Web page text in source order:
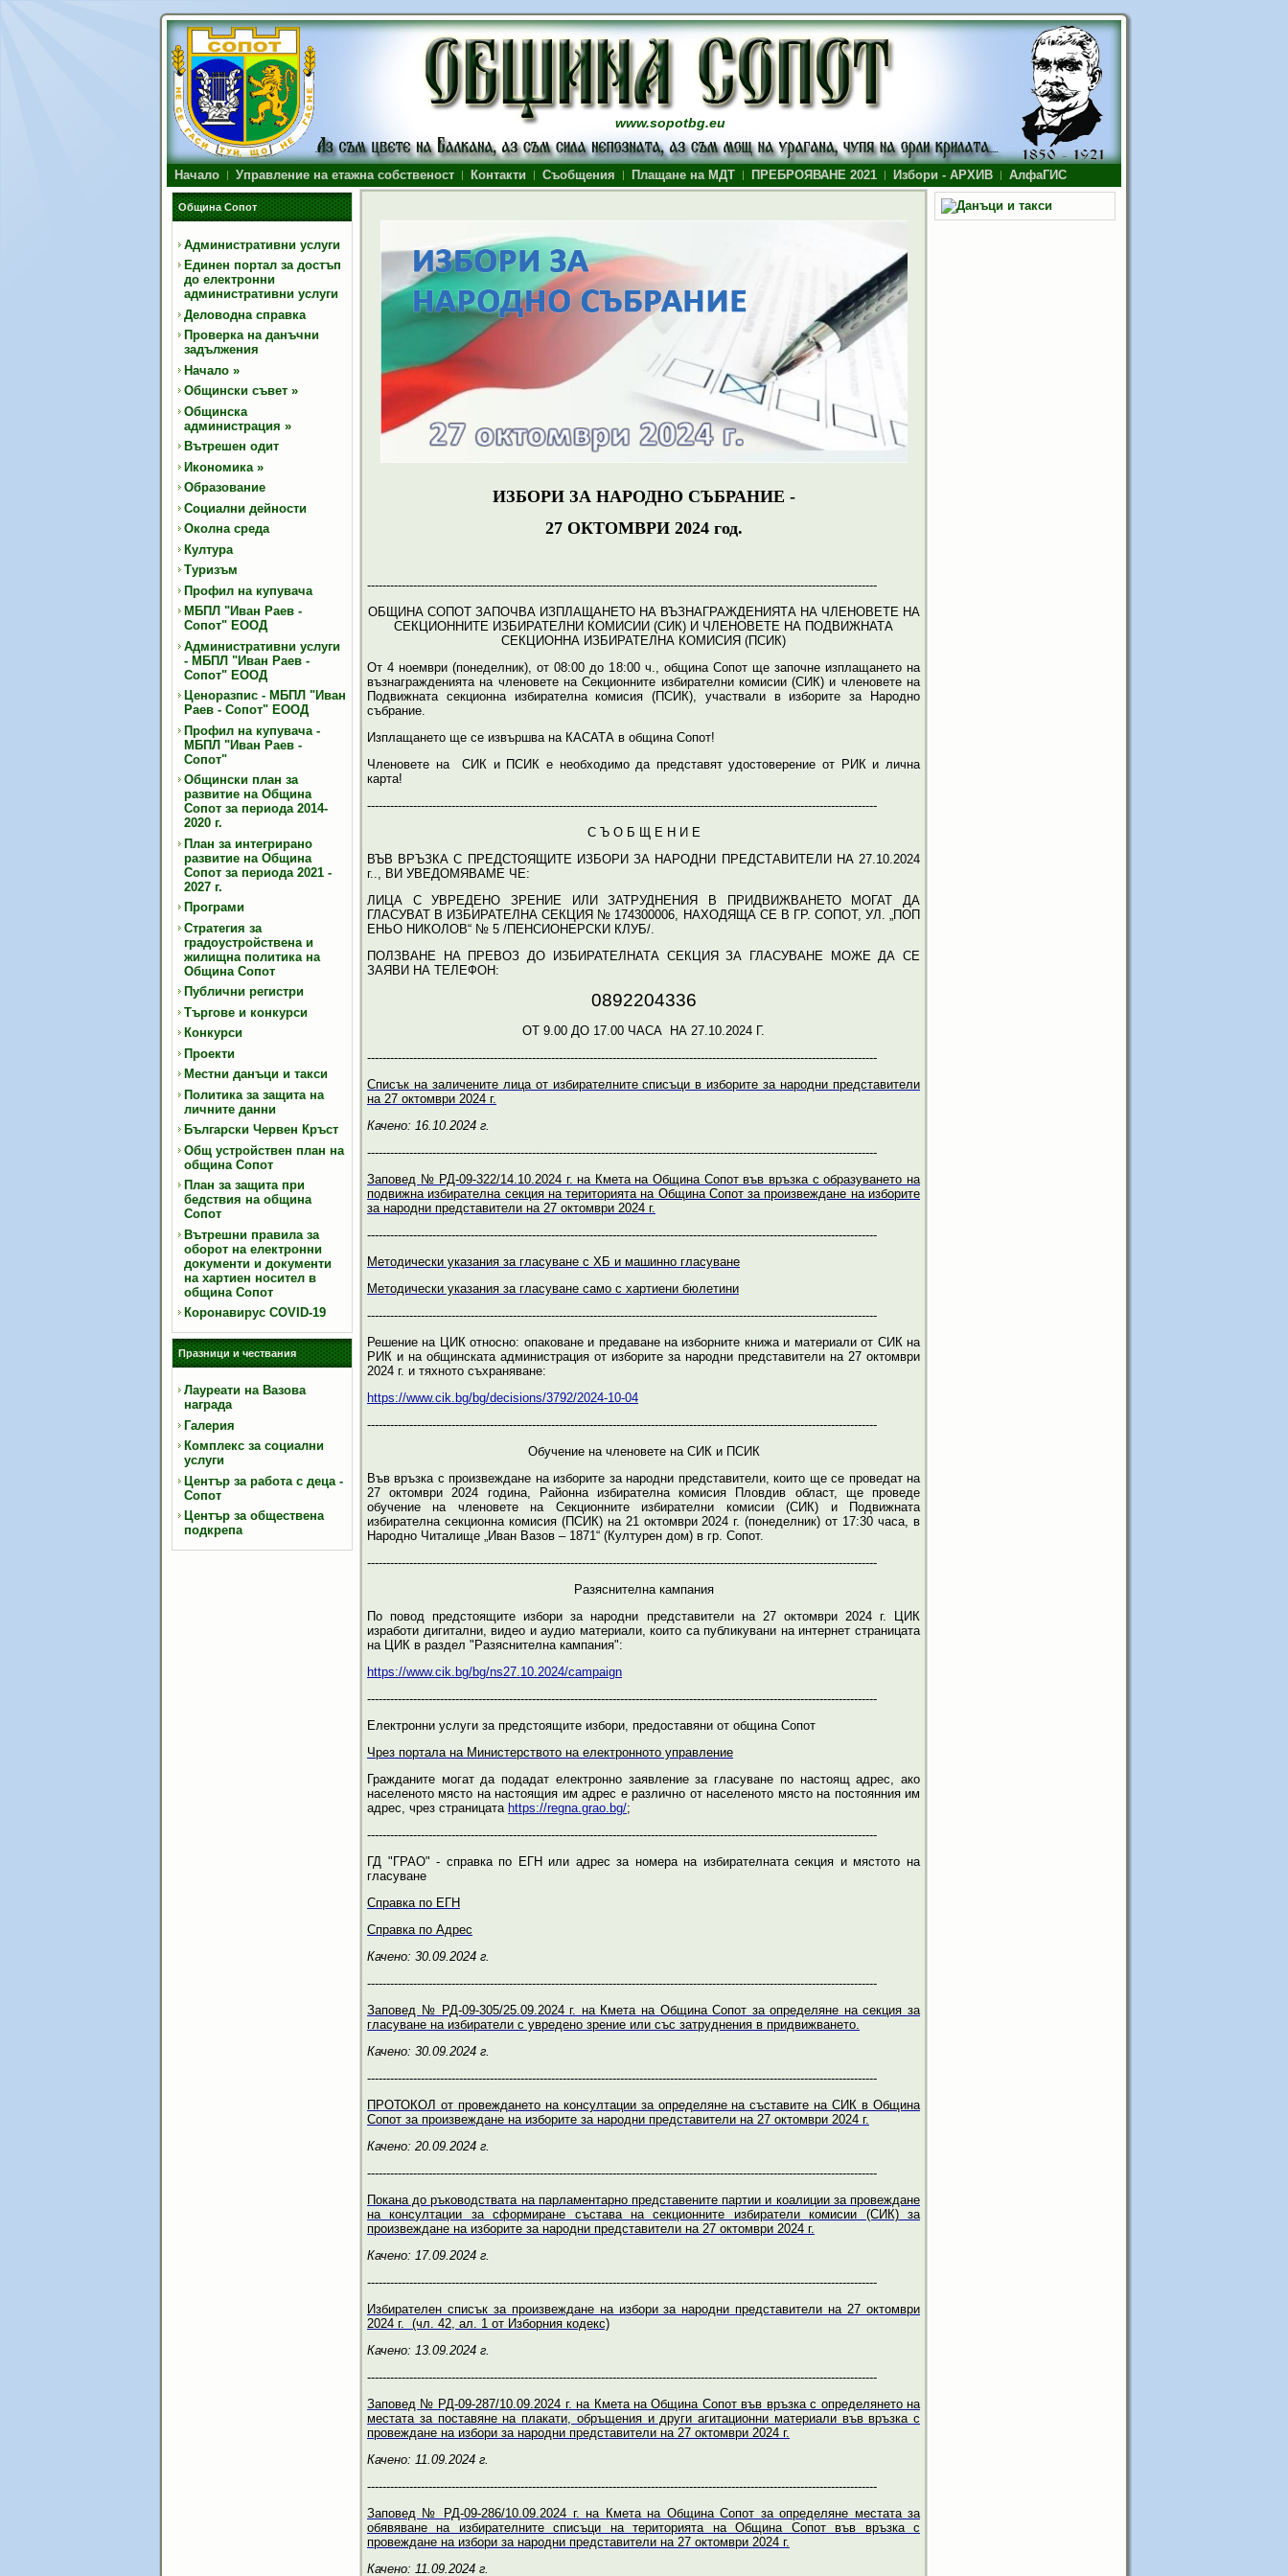
www.sopotbg.eu
Начало Управление на етажна собственост Контакти Съобщения Плащане на МДТ ПРЕБРОЯВАНЕ 2021 Избори - АРХИВ АлфаГИС
Община Сопот
Административни услуги
Единен портал за достъп
до електронни
административни услуги
Деловодна справка
Проверка на данъчни
задължения
Начало »
Общински съвет »
Общинска
администрация »
Вътрешен одит
Икономика »
Образование
Социални дейности
Околна среда
Култура
Туризъм
Профил на купувача
МБПЛ "Иван Раев -
Сопот" ЕООД
Административни услуги
- МБПЛ "Иван Раев -
Сопот" ЕООД
Ценоразпис - МБПЛ "Иван
Раев - Сопот" ЕООД
Профил на купувача -
МБПЛ "Иван Раев -
Сопот"
Общински план за
развитие на Община
Сопот за периода 2014-
2020 г.
План за интегрирано
развитие на Община
Сопот за периода 2021 -
2027 г.
Програми
Стратегия за
градоустройствена и
жилищна политика на
Община Сопот
Публични регистри
Търгове и конкурси
Конкурси
Проекти
Местни данъци и такси
Политика за защита на
личните данни
Български Червен Кръст
Общ устройствен план на
община Сопот
План за защита при
бедствия на община
Сопот
Вътрешни правила за
оборот на електронни
документи и документи
на хартиен носител в
община Сопот
Коронавирус COVID-19
Празници и чествания
Лауреати на Вазова
награда
Галерия
Комплекс за социални
услуги
Център за работа с деца -
Сопот
Център за обществена
подкрепа
ИЗБОРИ ЗА НАРОДНО СЪБРАНИЕ -
27 ОКТОМВРИ 2024 год.
-------------------------------------------------------------------------------------------------------------------------------------
ОБЩИНА СОПОТ ЗАПОЧВА ИЗПЛАЩАНЕТО НА ВЪЗНАГРАЖДЕНИЯТА НА ЧЛЕНОВЕТЕ НА
СЕКЦИОННИТЕ ИЗБИРАТЕЛНИ КОМИСИИ (СИК) И ЧЛЕНОВЕТЕ НА ПОДВИЖНАТА
СЕКЦИОННА ИЗБИРАТЕЛНА КОМИСИЯ (ПСИК)
От 4 ноември (понеделник), от 08:00 до 18:00 ч., община Сопот ще започне изплащането на
възнагражденията на членовете на Секционните избирателни комисии (СИК) и членовете на
Подвижната секционна избирателна комисия (ПСИК), участвали в изборите за Народно
събрание.
Изплащането ще се извършва на КАСАТА в община Сопот!
Членовете на СИК и ПСИК е необходимо да представят удостоверение от РИК и лична
карта!
-------------------------------------------------------------------------------------------------------------------------------------
С Ъ О Б Щ Е Н И Е
ВЪВ ВРЪЗКА С ПРЕДСТОЯЩИТЕ ИЗБОРИ ЗА НАРОДНИ ПРЕДСТАВИТЕЛИ НА 27.10.2024
г.., ВИ УВЕДОМЯВАМЕ ЧЕ:
ЛИЦА С УВРЕДЕНО ЗРЕНИЕ ИЛИ ЗАТРУДНЕНИЯ В ПРИДВИЖВАНЕТО МОГАТ ДА
ГЛАСУВАТ В ИЗБИРАТЕЛНА СЕКЦИЯ № 174300006, НАХОДЯЩА СЕ В ГР. СОПОТ, УЛ. „ПОП
ЕНЬО НИКОЛОВ“ № 5 /ПЕНСИОНЕРСКИ КЛУБ/.
ПОЛЗВАНЕ НА ПРЕВОЗ ДО ИЗБИРАТЕЛНАТА СЕКЦИЯ ЗА ГЛАСУВАНЕ МОЖЕ ДА СЕ
ЗАЯВИ НА ТЕЛЕФОН:
0892204336
ОТ 9.00 ДО 17.00 ЧАСА НА 27.10.2024 Г.
-------------------------------------------------------------------------------------------------------------------------------------
Списък на заличените лица от избирателните списъци в изборите за народни представители
на 27 октомври 2024 г.
Качено: 16.10.2024 г.
-------------------------------------------------------------------------------------------------------------------------------------
Заповед № РД-09-322/14.10.2024 г. на Кмета на Община Сопот във връзка с образуването на
подвижна избирателна секция на територията на Община Сопот за произвеждане на изборите
за народни представители на 27 октомври 2024 г.
-------------------------------------------------------------------------------------------------------------------------------------
Методически указания за гласуване с ХБ и машинно гласуване
Методически указания за гласуване само с хартиени бюлетини
-------------------------------------------------------------------------------------------------------------------------------------
Решение на ЦИК относно: опаковане и предаване на изборните книжа и материали от СИК на
РИК и на общинската администрация от изборите за народни представители на 27 октомври
2024 г. и тяхното съхраняване:
https://www.cik.bg/bg/decisions/3792/2024-10-04
-------------------------------------------------------------------------------------------------------------------------------------
Обучение на членовете на СИК и ПСИК
Във връзка с произвеждане на изборите за народни представители, които ще се проведат на
27 октомври 2024 година, Районна избирателна комисия Пловдив област, ще проведе
обучение на членовете на Секционните избирателни комисии (СИК) и Подвижната
избирателна секционна комисия (ПСИК) на 21 октомври 2024 г. (понеделник) от 17:30 часа, в
Народно Читалище „Иван Вазов – 1871“ (Културен дом) в гр. Сопот.
-------------------------------------------------------------------------------------------------------------------------------------
Разяснителна кампания
По повод предстоящите избори за народни представители на 27 октомври 2024 г. ЦИК
изработи дигитални, видео и аудио материали, които са публикувани на интернет страницата
на ЦИК в раздел "Разяснителна кампания":
https://www.cik.bg/bg/ns27.10.2024/campaign
-------------------------------------------------------------------------------------------------------------------------------------
Електронни услуги за предстоящите избори, предоставяни от община Сопот
Чрез портала на Министерството на електронното управление
Гражданите могат да подадат електронно заявление за гласуване по настоящ адрес, ако
населеното място на настоящия им адрес е различно от населеното място на постоянния им
адрес, чрез страницата https://regna.grao.bg/;
-------------------------------------------------------------------------------------------------------------------------------------
ГД "ГРАО" - справка по ЕГН или адрес за номера на избирателната секция и мястото на
гласуване
Справка по ЕГН
Справка по Адрес
Качено: 30.09.2024 г.
-------------------------------------------------------------------------------------------------------------------------------------
Заповед № РД-09-305/25.09.2024 г. на Кмета на Община Сопот за определяне на секция за
гласуване на избиратели с увредено зрение или със затруднения в придвижването.
Качено: 30.09.2024 г.
-------------------------------------------------------------------------------------------------------------------------------------
ПРОТОКОЛ от провеждането на консултации за определяне на съставите на СИК в Община
Сопот за произвеждане на изборите за народни представители на 27 октомври 2024 г.
Качено: 20.09.2024 г.
-------------------------------------------------------------------------------------------------------------------------------------
Покана до ръководствата на парламентарно представените партии и коалиции за провеждане
на консултации за сформиране състава на секционните избиратели комисии (СИК) за
произвеждане на изборите за народни представители на 27 октомври 2024 г.
Качено: 17.09.2024 г.
-------------------------------------------------------------------------------------------------------------------------------------
Избирателен списък за произвеждане на избори за народни представители на 27 октомври
2024 г. (чл. 42, ал. 1 от Изборния кодекс)
Качено: 13.09.2024 г.
-------------------------------------------------------------------------------------------------------------------------------------
Заповед № РД-09-287/10.09.2024 г. на Кмета на Община Сопот във връзка с определянето на
местата за поставяне на плакати, обръщения и други агитационни материали във връзка с
провеждане на избори за народни представители на 27 октомври 2024 г.
Качено: 11.09.2024 г.
-------------------------------------------------------------------------------------------------------------------------------------
Заповед № РД-09-286/10.09.2024 г. на Кмета на Община Сопот за определяне местата за
обявяване на избирателните списъци на територията на Община Сопот във връзка с
провеждане на избори за народни представители на 27 октомври 2024 г.
Качено: 11.09.2024 г.